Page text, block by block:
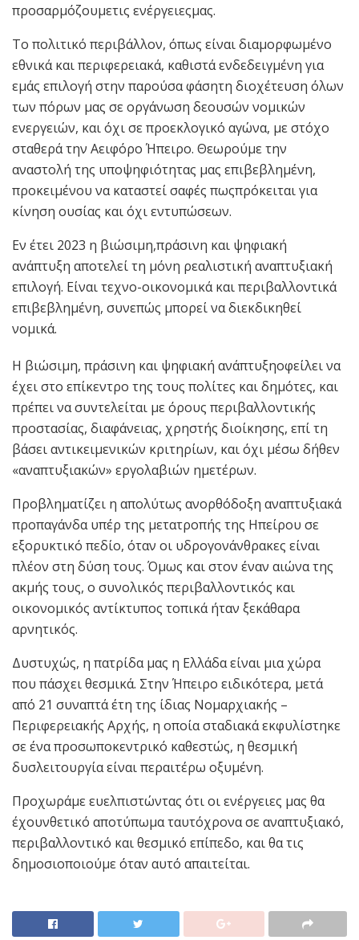
προσαρμόζουμετις ενέργειεςμας.
Το πολιτικό περιβάλλον, όπως είναι διαμορφωμένο
εθνικά και περιφερειακά, καθιστά ενδεδειγμένη για
εμάς επιλογή στην παρούσα φάσητη διοχέτευση όλων
των πόρων μας σε οργάνωση δεουσών νομικών
ενεργειών, και όχι σε προεκλογικό αγώνα, με στόχο
σταθερά την Αειφόρο Ήπειρο. Θεωρούμε την
αναστολή της υποψηφιότητας μας επιβεβλημένη,
προκειμένου να καταστεί σαφές πωςπρόκειται για
κίνηση ουσίας και όχι εντυπώσεων.
Εν έτει 2023 η βιώσιμη,πράσινη και ψηφιακή
ανάπτυξη αποτελεί τη μόνη ρεαλιστική αναπτυξιακή
επιλογή. Είναι τεχνο-οικονομικά και περιβαλλοντικά
επιβεβλημένη, συνεπώς μπορεί να διεκδικηθεί
νομικά.
Η βιώσιμη, πράσινη και ψηφιακή ανάπτυξηοφείλει να
έχει στο επίκεντρο της τους πολίτες και δημότες, και
πρέπει να συντελείται με όρους περιβαλλοντικής
προστασίας, διαφάνειας, χρηστής διοίκησης, επί τη
βάσει αντικειμενικών κριτηρίων, και όχι μέσω δήθεν
«αναπτυξιακών» εργολαβιών ημετέρων.
Προβληματίζει η απολύτως ανορθόδοξη αναπτυξιακά
προπαγάνδα υπέρ της μετατροπής της Ηπείρου σε
εξορυκτικό πεδίο, όταν οι υδρογονάνθρακες είναι
πλέον στη δύση τους. Όμως και στον έναν αιώνα της
ακμής τους, ο συνολικός περιβαλλοντικός και
οικονομικός αντίκτυπος τοπικά ήταν ξεκάθαρα
αρνητικός.
Δυστυχώς, η πατρίδα μας η Ελλάδα είναι μια χώρα
που πάσχει θεσμικά. Στην Ήπειρο ειδικότερα, μετά
από 21 συναπτά έτη της ίδιας Νομαρχιακής –
Περιφερειακής Αρχής, η οποία σταδιακά εκφυλίστηκε
σε ένα προσωποκεντρικό καθεστώς, η θεσμική
δυσλειτουργία είναι περαιτέρω οξυμένη.
Προχωράμε ευελπιστώντας ότι οι ενέργειες μας θα
έχουνθετικό αποτύπωμα ταυτόχρονα σε αναπτυξιακό,
περιβαλλοντικό και θεσμικό επίπεδο, και θα τις
δημοσιοποιούμε όταν αυτό απαιτείται.